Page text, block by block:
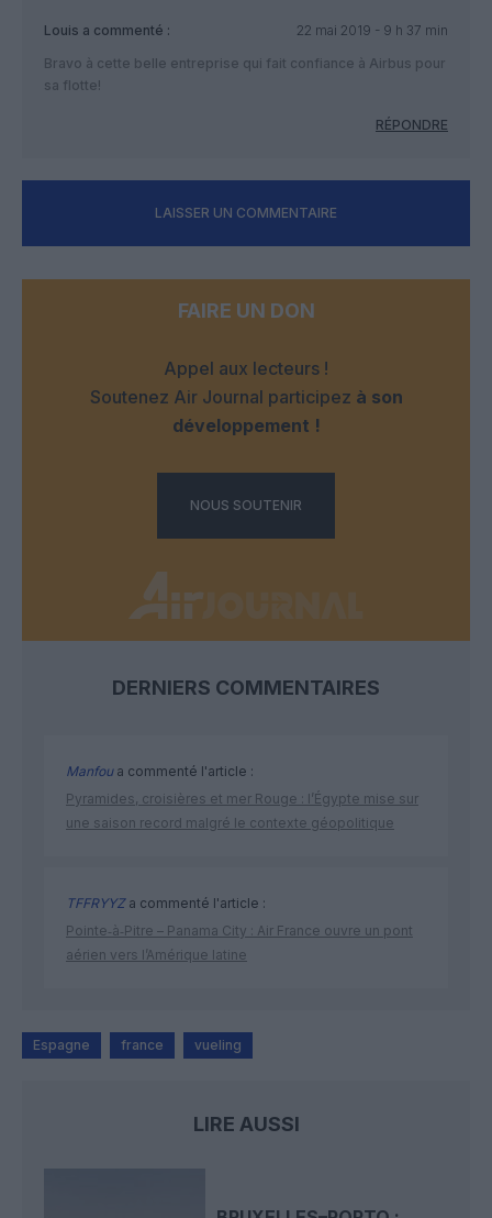
Louis a commenté :
22 mai 2019 - 9 h 37 min
Bravo à cette belle entreprise qui fait confiance à Airbus pour
sa flotte!
RÉPONDRE
LAISSER UN COMMENTAIRE
FAIRE UN DON
Appel aux lecteurs !
Soutenez Air Journal participez à son
développement !
NOUS SOUTENIR
DERNIERS COMMENTAIRES
Manfoua commenté l'article :
Pyramides, croisières et mer Rouge : l’Égypte mise sur
une saison record malgré le contexte géopolitique
TFFRYYZa commenté l'article :
Pointe‑à‑Pitre – Panama City : Air France ouvre un pont
aérien vers l’Amérique latine
Espagne france vueling
LIRE AUSSI